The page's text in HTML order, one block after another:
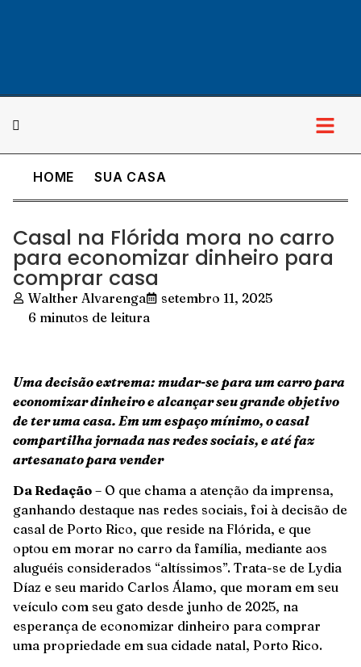
HOME SUA CASA
Casal na Flórida mora no carro
para economizar dinheiro para
comprar casa
Walther Alvarenga
setembro 11, 2025
6 minutos de leitura
Uma decisão extrema: mudar-se para um carro para
economizar dinheiro e alcançar seu grande objetivo
de ter uma casa. Em um espaço mínimo, o casal
compartilha jornada nas redes sociais, e até faz
artesanato para vender
Da Redação – O que chama a atenção da imprensa,
ganhando destaque nas redes sociais, foi à decisão de
casal de Porto Rico, que reside na Flórida, e que
optou em morar no carro da família, mediante aos
aluguéis considerados “altíssimos”. Trata-se de Lydia
Díaz e seu marido Carlos Álamo, que moram em seu
veículo com seu gato desde junho de 2025, na
esperança de economizar dinheiro para comprar
uma propriedade em sua cidade natal, Porto Rico.